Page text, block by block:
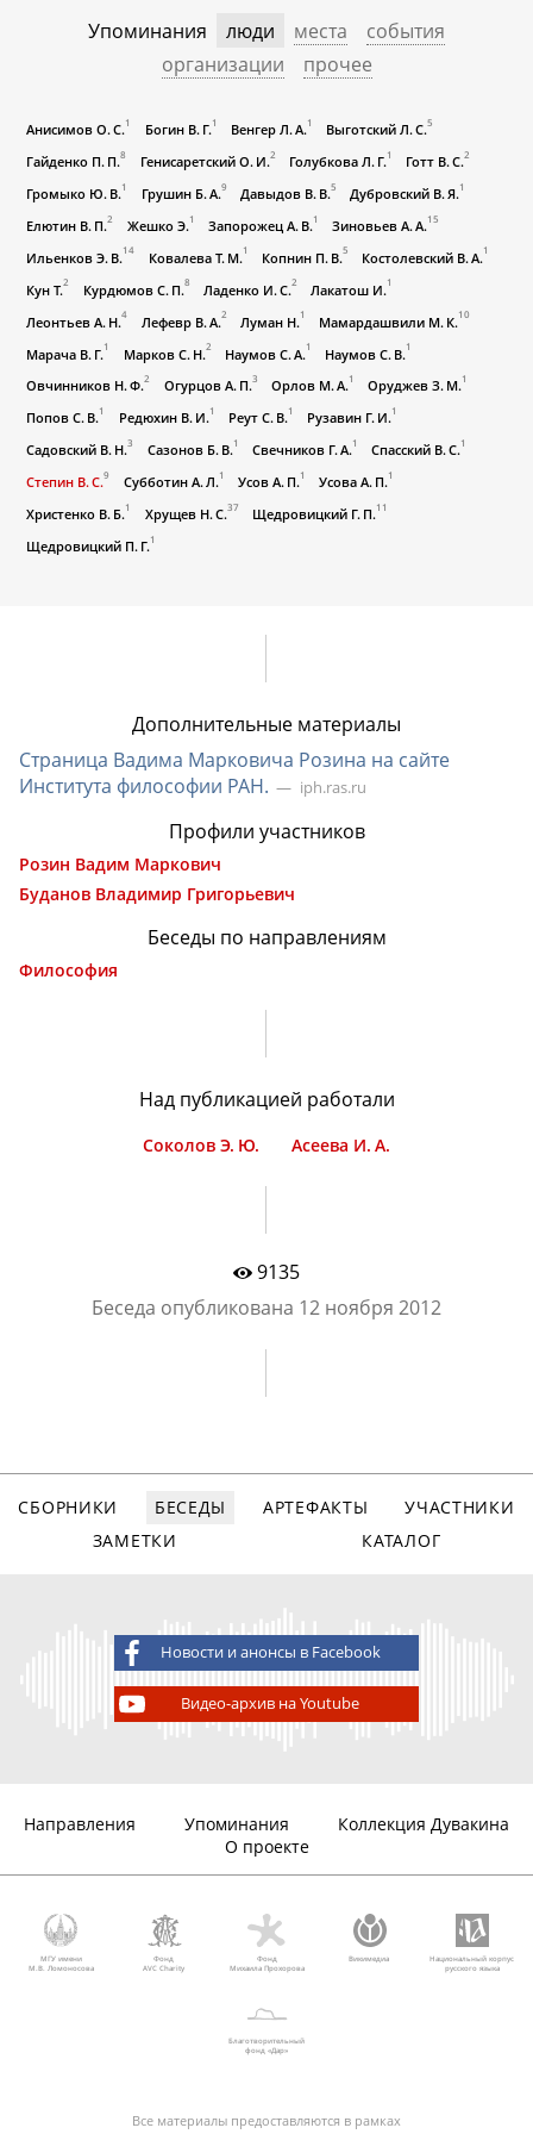
Упоминания люди места
события
организации
прочее
Анисимов О. С. 1 Богин В. Г. 1 Венгер Л. А. 1 Выготский Л. С.5
Гайденко П. П.8 Генисаретский О. И. 2 Голубкова Л. Г. 1 Готт В. С. 2
Громыко Ю. В. 1 Грушин Б. А.9 Давыдов В. В.5 Дубровский В. Я. 1
Елютин В. П.2 Жешко Э. 1 Запорожец А. В. 1 Зиновьев А. А. 15
Ильенков Э. В. 14 Ковалева Т. М. 1 Копнин П. В.5 Костолевский В. А. 1
Кун Т.2 Курдюмов С. П.8 Ладенко И. С.2 Лакатош И. 1
Леонтьев А. Н.4 Лефевр В. А.2 Луман Н. 1 Мамардашвили М. К. 10
Марача В. Г. 1 Марков С. Н.2 Наумов С. А. 1 Наумов С. В. 1
Овчинников Н. Ф.2 Огурцов А. П.3 Орлов М. А.1 Оруджев З. М.1
Попов С. В.1 Редюхин В. И.1 Реут С. В.1 Рузавин Г. И.1
Садовский В. Н.3 Сазонов Б. В.1 Свечников Г. А.1 Спасский В. С.1
Степин В. С.9 Субботин А. Л. 1 Усов А. П. 1 Усова А. П. 1
Христенко В. Б. 1 Хрущев Н. С.37 Щедровицкий Г. П. 11
Щедровицкий П. Г. 1
Дополнительные материалы
Страница Вадима Марковича Розина на сайте
Института философии РАН.
iph.ras.ru
Профили участников
Розин Вадим Маркович
Буданов Владимир Григорьевич
Беседы по направлениям
Философия
Над публикацией работали
Соколов Э. Ю. Асеева И. А.
9135
Беседа опубликована 12 ноября 2012
СБОРНИКИ БЕСЕДЫ АРТЕФАКТЫ
УЧАСТНИКИ
ЗАМЕТКИ
КАТАЛОГ
Новости и анонсы в Facebook
Видео-архив на Youtube
Направления Упоминания
Коллекция Дувакина
О проекте
МГУ имени
М.В. Ломоносова
Фонд
AVC Charity
Фонд
Михаила Прохорова
Викимедиа
Национальный корпус
русского языка
Благотворительный
фонд «Дар»
Все материалы предоставляются в рамках